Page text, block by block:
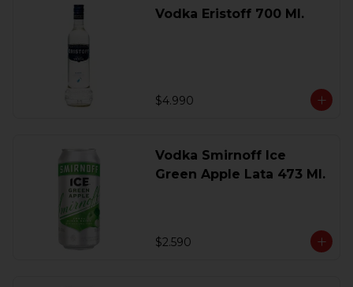
Vodka Eristoff 700 Ml.
$4.990
Vodka Smirnoff Ice
Green Apple Lata 473 Ml.
$2.590